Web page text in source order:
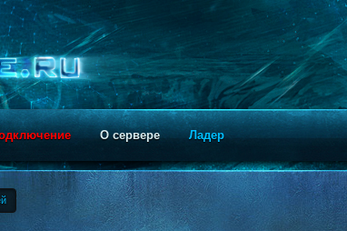
О сервере Ладер